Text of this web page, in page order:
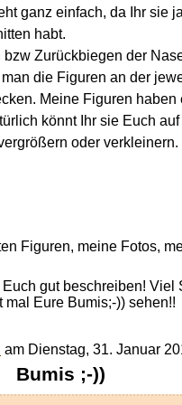
ganz einfach, da Ihr sie
habt.
bzw Zurückbiegen der
die Figuren an der
Meine Figuren haben
könnt Ihr sie Euch
oder verkleinern.
Figuren, meine Fotos,
Euch gut beschreiben! Viel
mal Eure Bumis;-)) sehen!!
am Dienstag, 31. Januar
Bumis ;-))